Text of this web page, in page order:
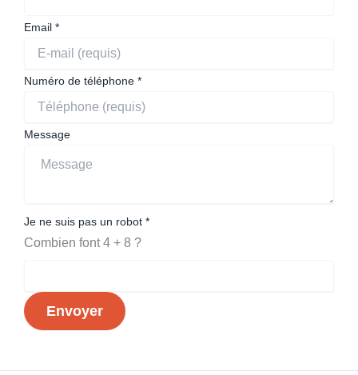
Email *
Numéro de téléphone *
robot
Message
Je ne suis pas un robot *
Combien font 4 + 8 ?
Envoyer